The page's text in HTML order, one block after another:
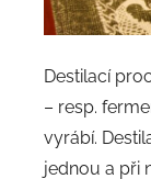
Destilací
– resp.
vyrábí.
jednou a při